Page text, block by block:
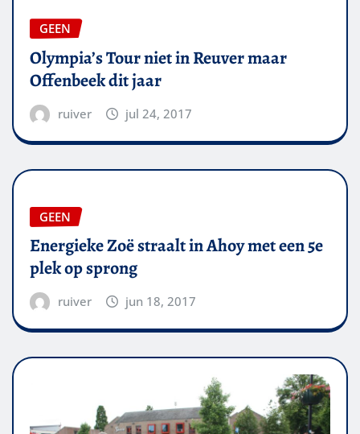
GEEN
Olympia’s Tour niet in Reuver maar
Offenbeek dit jaar
ruiver jul 24, 2017
GEEN
Energieke Zoë straalt in Ahoy met een 5e
plek op sprong
ruiver jun 18, 2017